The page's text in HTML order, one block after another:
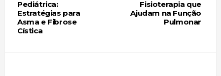
Fisioterapia que
Ajudam na Função
Pulmonar
Pediátrica:
Estratégias para
Asma e Fibrose
Cística